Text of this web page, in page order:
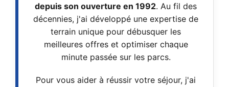
depuis son ouverture en 1992. Au fil des
décennies, j'ai développé une expertise de
terrain unique pour débusquer les
meilleures offres et optimiser chaque
minute passée sur les parcs.
Pour vous aider à réussir votre séjour, j'ai